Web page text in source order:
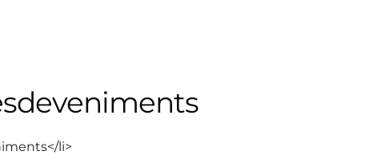
li>